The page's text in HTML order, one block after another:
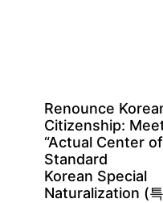
Renounce
Citizenship:
“Actual Center
Standard
Korean Special
Naturalization (